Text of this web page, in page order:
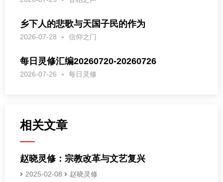
乡下人的悲歌与天国子民的作为
2026-07-28 信仰之门
每日灵修汇编20260720-20260726
2026-07-26 每日灵修
相关文章
赵晓灵修：宗教改革与文艺复兴
2025-02-08 赵晓灵修